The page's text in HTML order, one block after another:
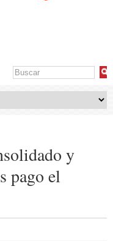
y
pago el